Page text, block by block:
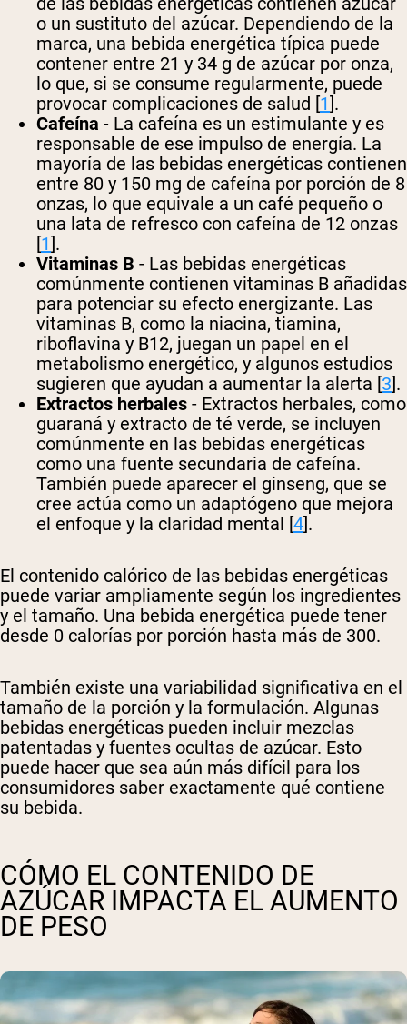
o un sustituto del azúcar. Dependiendo de la
marca, una bebida energética típica puede
contener entre 21 y 34 g de azúcar por onza,
lo que, si se consume regularmente, puede
provocar complicaciones de salud [1].
Cafeína - La cafeína es un estimulante y es
responsable de ese impulso de energía. La
mayoría de las bebidas energéticas contienen
entre 80 y 150 mg de cafeína por porción de 8
onzas, lo que equivale a un café pequeño o
una lata de refresco con cafeína de 12 onzas
[1].
Vitaminas B - Las bebidas energéticas
comúnmente contienen vitaminas B añadidas
para potenciar su efecto energizante. Las
vitaminas B, como la niacina, tiamina,
riboflavina y B12, juegan un papel en el
metabolismo energético, y algunos estudios
sugieren que ayudan a aumentar la alerta [3].
Extractos herbales - Extractos herbales, como
guaraná y extracto de té verde, se incluyen
comúnmente en las bebidas energéticas
como una fuente secundaria de cafeína.
También puede aparecer el ginseng, que se
cree actúa como un adaptógeno que mejora
el enfoque y la claridad mental [4].
El contenido calórico de las bebidas energéticas
puede variar ampliamente según los ingredientes
y el tamaño. Una bebida energética puede tener
desde 0 calorías por porción hasta más de 300.
También existe una variabilidad significativa en el
tamaño de la porción y la formulación. Algunas
bebidas energéticas pueden incluir mezclas
patentadas y fuentes ocultas de azúcar. Esto
puede hacer que sea aún más difícil para los
consumidores saber exactamente qué contiene
su bebida.
CÓMO EL CONTENIDO DE
AZÚCAR IMPACTA EL AUMENTO
DE PESO